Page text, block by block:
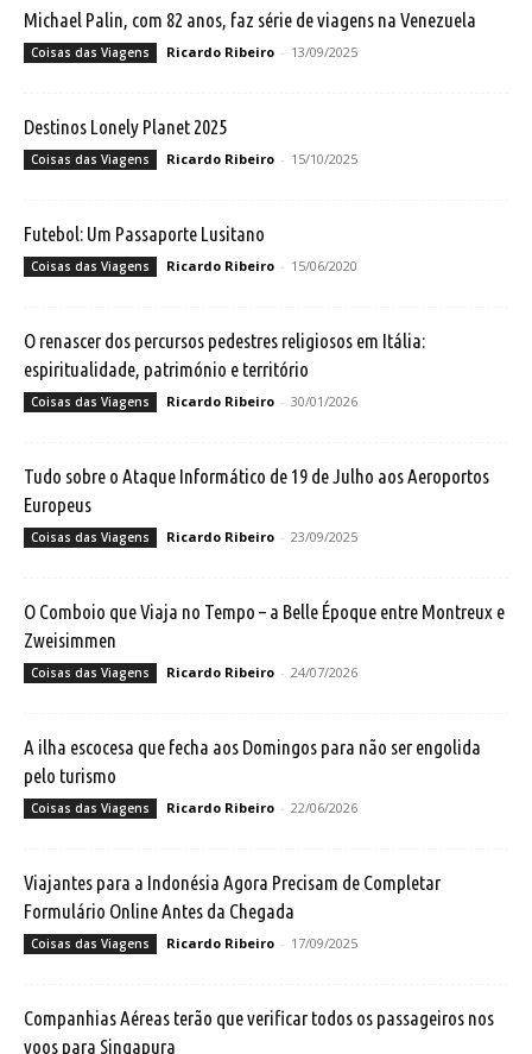
Michael Palin, com 82 anos, faz série de viagens na Venezuela
Coisas das Viagens Ricardo Ribeiro - 13/09/2025
Destinos Lonely Planet 2025
Coisas das Viagens Ricardo Ribeiro - 15/10/2025
Futebol: Um Passaporte Lusitano
Coisas das Viagens Ricardo Ribeiro - 15/06/2020
O renascer dos percursos pedestres religiosos em Itália:
espiritualidade, património e território
Coisas das Viagens Ricardo Ribeiro - 30/01/2026
Tudo sobre o Ataque Informático de 19 de Julho aos Aeroportos
Europeus
Coisas das Viagens Ricardo Ribeiro - 23/09/2025
O Comboio que Viaja no Tempo – a Belle Époque entre Montreux e
Zweisimmen
Coisas das Viagens Ricardo Ribeiro - 24/07/2026
A ilha escocesa que fecha aos Domingos para não ser engolida
pelo turismo
Coisas das Viagens Ricardo Ribeiro - 22/06/2026
Viajantes para a Indonésia Agora Precisam de Completar
Formulário Online Antes da Chegada
Coisas das Viagens Ricardo Ribeiro - 17/09/2025
Companhias Aéreas terão que verificar todos os passageiros nos
voos para Singapura